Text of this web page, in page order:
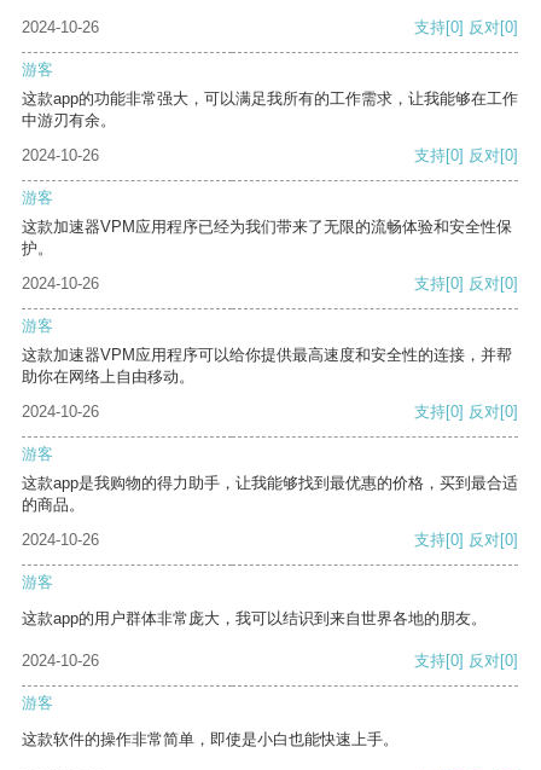
2024-10-26 支持[0] 反对[0]
游客
这款app的功能非常强大，可以满足我所有的工作需求，让我能够在工作
中游刃有余。
2024-10-26
支持[0] 反对[0]
游客
这款加速器VPM应用程序已经为我们带来了无限的流畅体验和安全性保
护。
2024-10-26
支持[0] 反对[0]
游客
这款加速器VPM应用程序可以给你提供最高速度和安全性的连接，并帮
助你在网络上自由移动。
2024-10-26
支持[0] 反对[0]
游客
这款app是我购物的得力助手，让我能够找到最优惠的价格，买到最合适
的商品。
2024-10-26
支持[0] 反对[0]
游客
这款app的用户群体非常庞大，我可以结识到来自世界各地的朋友。
2024-10-26 支持[0] 反对[0]
游客
这款软件的操作非常简单，即使是小白也能快速上手。